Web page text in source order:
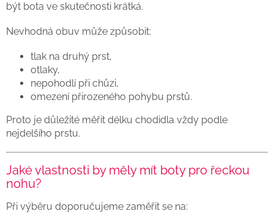
být bota ve skutečnosti krátká.
Nevhodná obuv může způsobit:
tlak na druhý prst,
otlaky,
nepohodlí při chůzi,
omezení přirozeného pohybu prstů.
Proto je důležité měřit délku chodidla vždy podle
nejdelšího prstu.
Jaké vlastnosti by měly mít boty pro řeckou
nohu?
Při výběru doporučujeme zaměřit se na: